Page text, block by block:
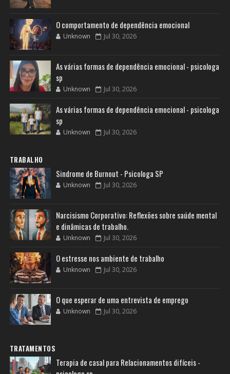
O comportamento de dependência emocional
Unknown Jul 30, 2026
As várias formas de dependência emocional - psicologa
sp
Unknown Jul 30, 2026
As várias formas de dependência emocional - psicologa
sp
Unknown Jul 30, 2026
TRABALHO
Sindrome de Burnout - Psicologa SP
Unknown Jul 30, 2026
Narcisismo Corporativo: Reflexões sobre saúde mental
e dinâmicas de trabalho.
Unknown Jul 30, 2026
O estresse nos ambiente de trabalho
Unknown Jul 30, 2026
O que esperar de uma entrevista de emprego
Unknown Jul 30, 2026
TRATAMENTOS
Terapia de casal para Relacionamentos difíceis -